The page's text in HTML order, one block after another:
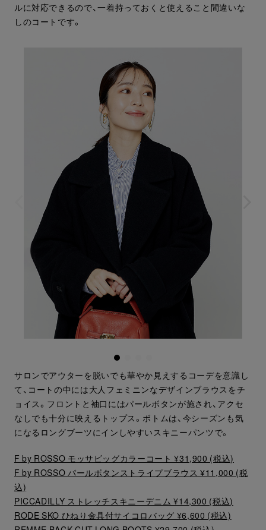
ルに対応できるので、一着持っておくと使えること間違いな
しのコートです。
サロンでアウターを脱いでも華やか見えするコーデを意識し
て、コートの中には大人フェミニンなデザインブラウスをチ
ョイス。フロントと袖口にはパールボタンが施され、アクセ
なしでも十分に映えるトップス。ボトムは、今シーズンも気
になるロングブーツにインしやすいスキニーパンツで。
F by ROSSO モッサビッグカラーコート ¥31,900 (税込)
F by ROSSO パールボタンストライプブラウス ¥11,000 (税
込)
PICCADILLY ストレッチスキニーデニム ¥14,300 (税込)
RODE SKO ひねり金具付サイコロバッグ ¥6,600 (税込)